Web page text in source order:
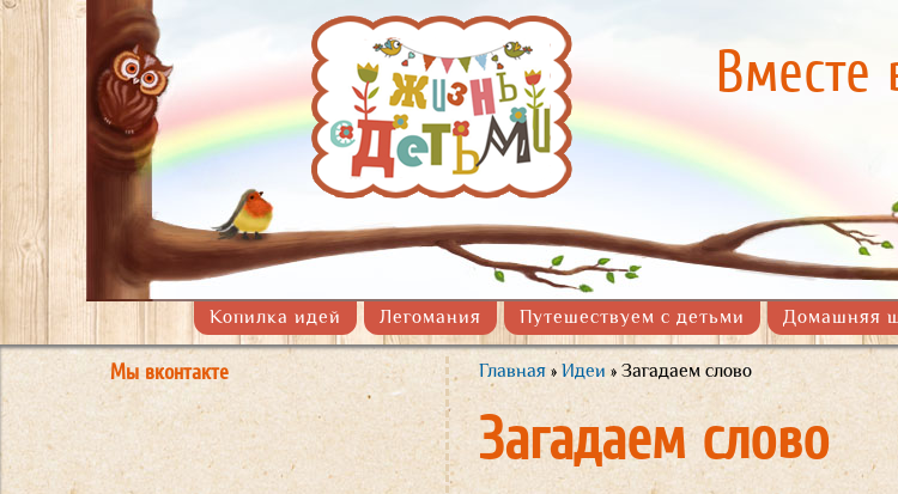
содержанию
Вместе
Копилка идей Легомания Путешествуем с детьми Домашняя
Мы вконтакте Вы здесь
Главная » Идеи » Загадаем слово
Загадаем слово